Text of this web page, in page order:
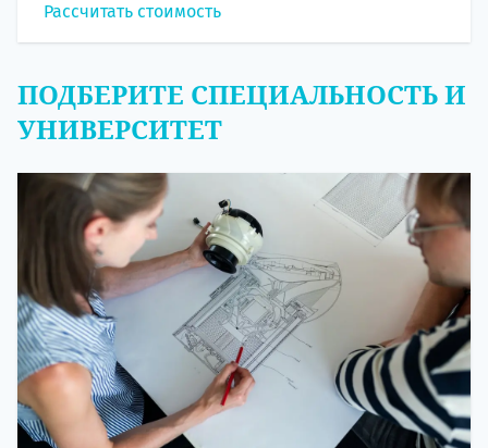
Рассчитать стоимость
ПОДБЕРИТЕ СПЕЦИАЛЬНОСТЬ И
УНИВЕРСИТЕТ